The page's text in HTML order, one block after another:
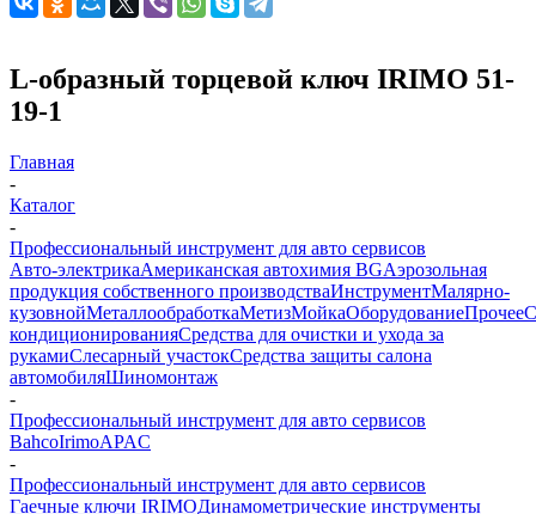
L-образный торцевой ключ IRIMO 51-
19-1
Главная
-
Каталог
-
Профессиональный инструмент для авто сервисов
Авто-электрикаАмериканская автохимия BGАэрозольная
продукция собственного производстваИнструментМалярно-
кузовнойМеталлообработкаМетизМойкаОборудованиеПрочее
кондиционированияСредства для очистки и ухода за
рукамиСлесарный участокСредства защиты салона
автомобиляШиномонтаж
-
Профессиональный инструмент для авто сервисов
BahcoIrimoAPAC
-
Профессиональный инструмент для авто сервисов
Гаечные ключи IRIMOДинамометрические инструменты